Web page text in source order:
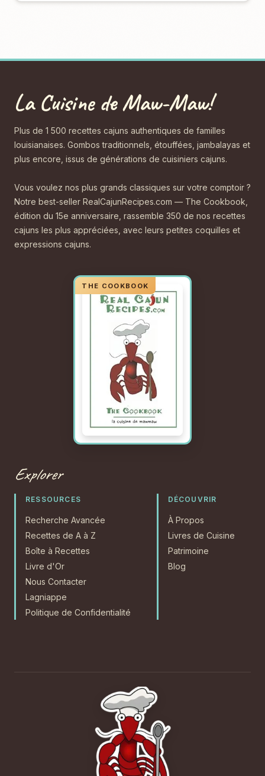
La Cuisine de Maw-Maw!
Plus de 1 500 recettes cajuns authentiques de familles
louisianaises. Gombos traditionnels, étouffées, jambalayas et
plus encore, issus de générations de cuisiniers cajuns.
Vous voulez nos plus grands classiques sur votre comptoir ?
Notre best-seller RealCajunRecipes.com — The Cookbook,
édition du 15e anniversaire, rassemble 350 de nos recettes
cajuns les plus appréciées, avec leurs petites coquilles et
expressions cajuns.
Explorer
RESSOURCES
Recherche Avancée
Recettes de A à Z
Boîte à Recettes
Livre d'Or
Nous Contacter
Lagniappe
Politique de Confidentialité
DÉCOUVRIR
À Propos
Livres de Cuisine
Patrimoine
Blog